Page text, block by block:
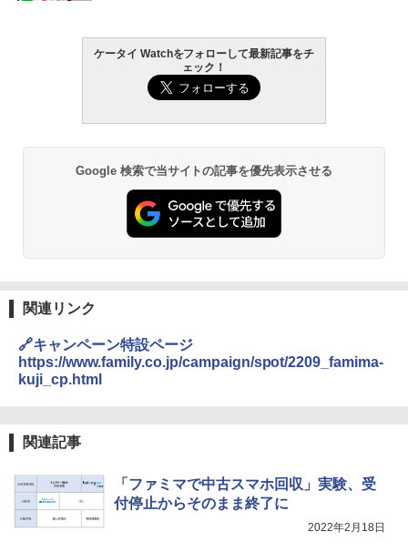
ケータイ Watchをフォローして最新記事をチ
ェック！
Google 検索で当サイトの記事を優先表示させる
関連リンク
🔗キャンペーン特設ページ
https://www.family.co.jp/campaign/spot/2209_famima-
kuji_cp.html
関連記事
「ファミマで中古スマホ回収」実験、受
付停止からそのまま終了に
2022年2月18日